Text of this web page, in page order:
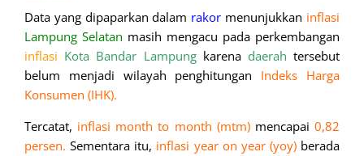
Data yang dipaparkan dalam rakor menunjukkan inflasi
Lampung Selatan masih mengacu pada perkembangan
inflasi Kota Bandar Lampungkarena daerah tersebut
belum menjadi wilayah penghitungan Indeks Harga
Konsumen (IHK).
Tercatat, inflasi month to month (mtm)mencapai0,82
persen. Sementara itu, inflasi year on year (yoy)berada